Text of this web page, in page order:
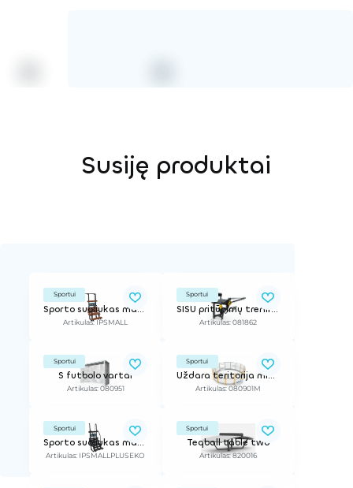
Susiję produktai
Sportui
Sporto suoliukas mažas
Artikulas: IPSMALL
Sportui
SISU pritūpimų treniruoklis
Artikulas: 081862
Sportui
S futbolo vartai
Artikulas: 080951
Sportui
Uždara teritorija mini futbolui
Artikulas: 080901M
Sportui
Sporto suoliukas mažas (su rankų atramom, iš perdirbto plastiko)
Artikulas: IPSMALLPLUSEKO
Sportui
Teqball table two
Artikulas: 820016